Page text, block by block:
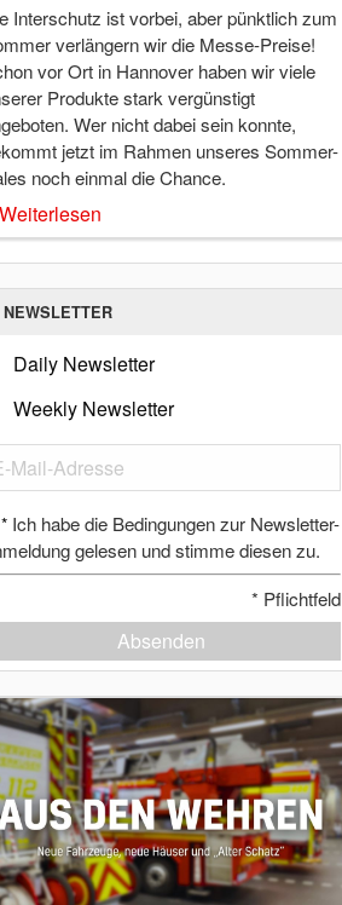
Interschutz ist vorbei, aber pünktlich zum
verlängern wir die Messe-Preise!
vor Ort in Hannover haben wir viele
Produkte stark vergünstigt
Wer nicht dabei sein konnte,
jetzt im Rahmen unseres Sommer-
noch einmal die Chance.
Weiterlesen
NEWSLETTER
Daily Newsletter
Weekly Newsletter
* Ich habe die Bedingungen zur Newsletter-
gelesen und stimme diesen zu.
* Pflichtfeld
Absenden